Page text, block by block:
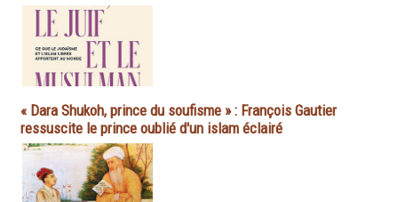
« Dara Shukoh, prince du soufisme » : François Gautier
ressuscite le prince oublié d'un islam éclairé